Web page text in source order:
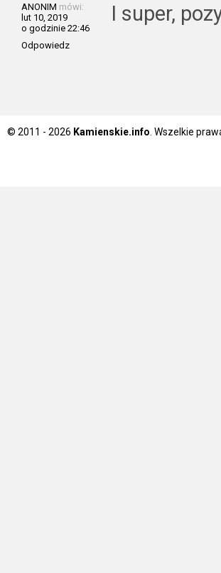
ANONIM mówi:
lut 10, 2019
o godzinie 22:46
Odpowiedz
I super,
© 2011 - 2026 Kamienskie.info . Wszelkie